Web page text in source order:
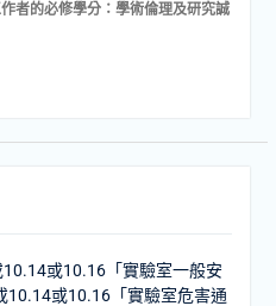
者的必修學分：學術倫理及研究誠
或10.16「實驗室一般安
或10.16「實驗室危害通